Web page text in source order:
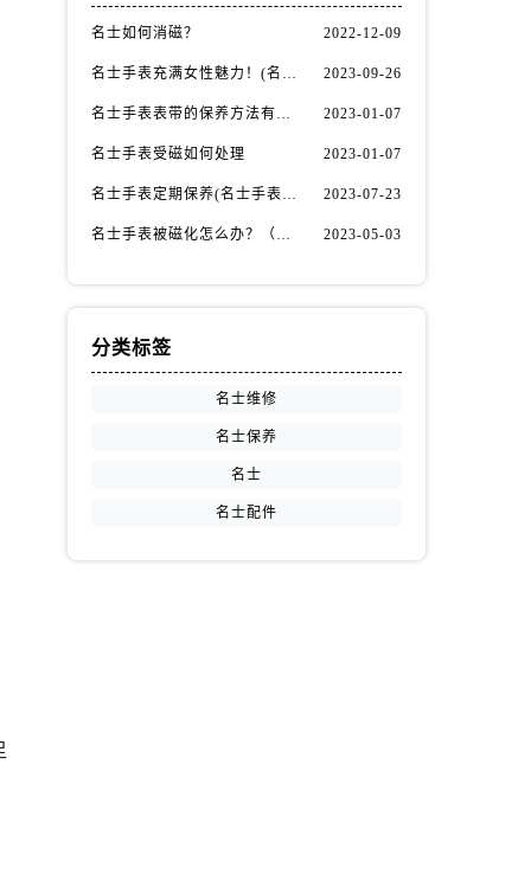
名士如何消磁？ 2022-12-09
名士手表充满女性魅力！(名士手表推荐！) 2023-09-26
名士手表表带的保养方法有哪些？ 2023-01-07
名士手表受磁如何处理 2023-01-07
名士手表定期保养(名士手表的保养方法) 2023-07-23
名士手表被磁化怎么办？（名士手表磁化处理方法） 2023-05-03
分类标签
名士维修
名士保养
名士
名士配件